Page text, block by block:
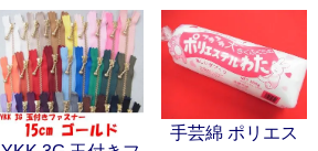
手芸綿 ポリエス